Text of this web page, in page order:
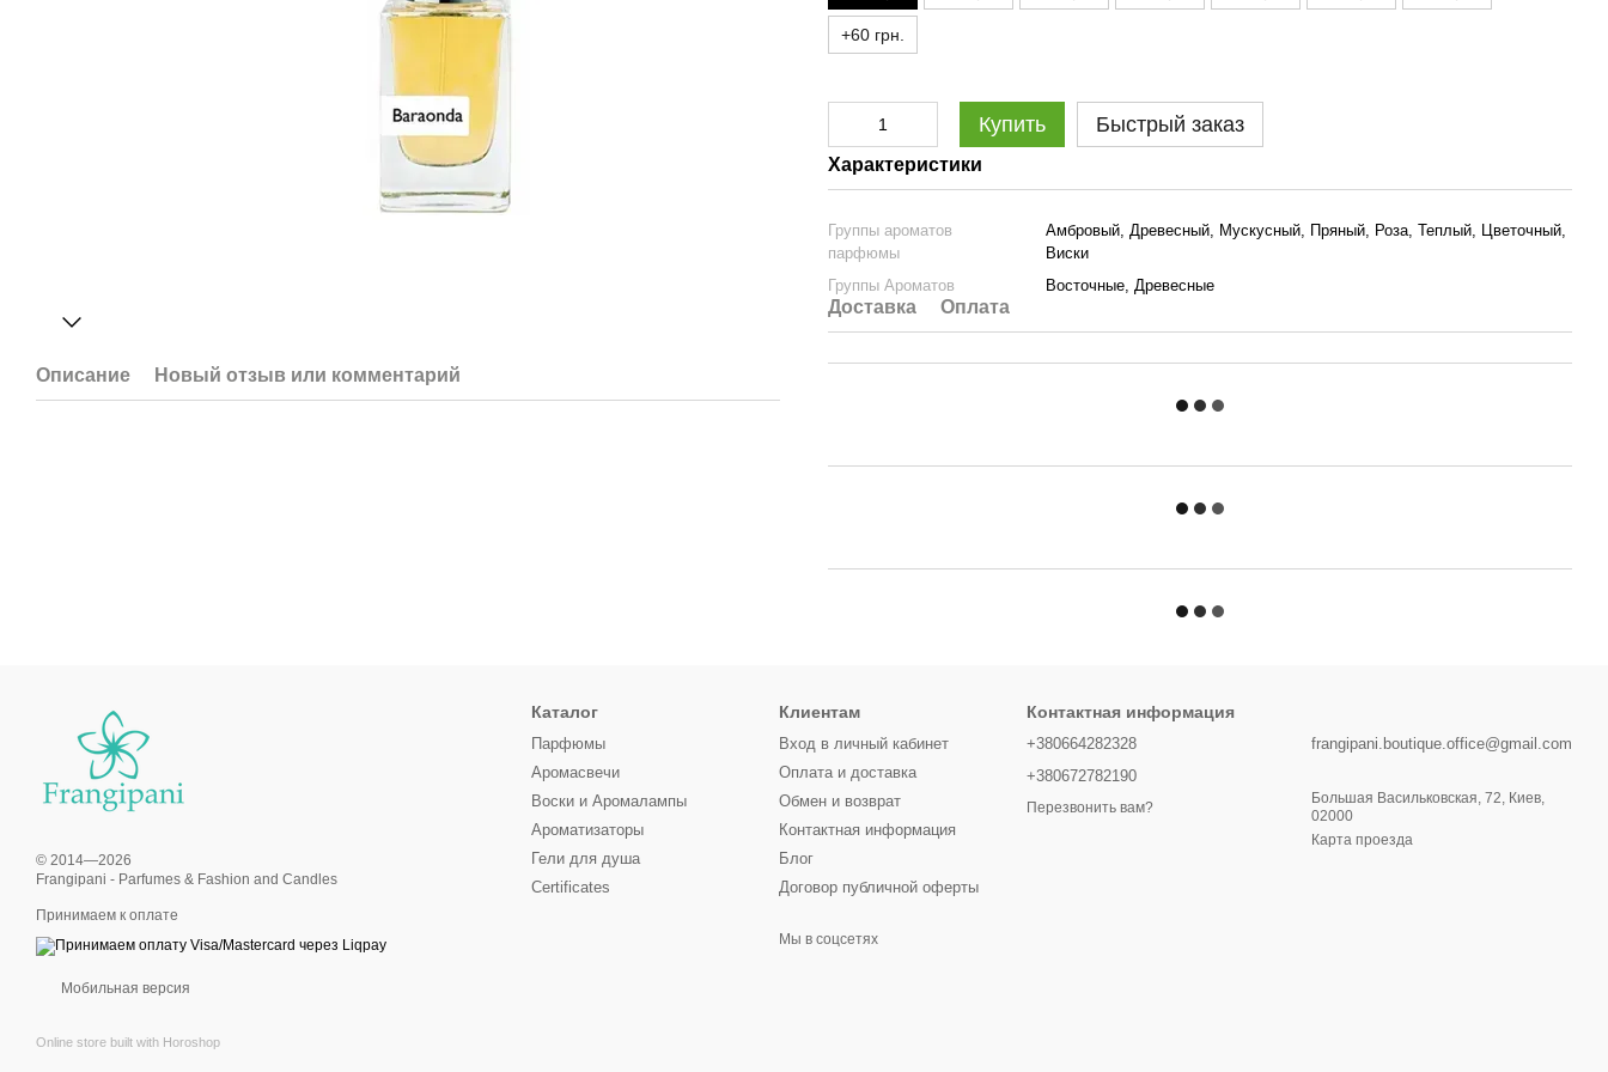
Описание Новый отзыв или комментарий
+60 грн.
Купить Быстрый заказ
Характеристики
Группы ароматов
парфюмы
Амбровый, Древесный, Мускусный, Пряный, Роза, Теплый, Цветочный,
Виски
Группы Ароматов
Восточные, Древесные
Доставка Оплата
© 2014—2026
Frangipani - Parfumes & Fashion and Candles
Принимаем к оплате
Мобильная версия
Online store built with Horoshop
Каталог
Парфюмы
Аромасвечи
Воски и Аромалампы
Ароматизаторы
Гели для душа
Certificates
Клиентам
Вход в личный кабинет
Оплата и доставка
Обмен и возврат
Контактная информация
Блог
Договор публичной оферты
Мы в соцсетях
Контактная информация
+380664282328
+380672782190
Перезвонить вам?
frangipani.boutique.office@gmail.com
Большая Васильковская, 72, Киев,
02000
Карта проезда